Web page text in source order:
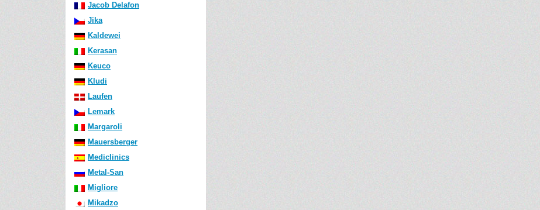
Jacob Delafon
Jika
Kaldewei
Kerasan
Keuco
Kludi
Laufen
Lemark
Margaroli
Mauersberger
Mediclinics
Metal-San
Migliore
Mikadzo